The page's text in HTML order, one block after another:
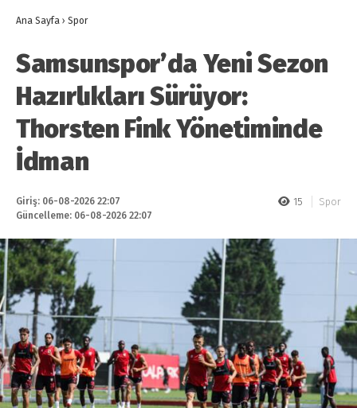
Ana Sayfa › Spor
Samsunspor’da Yeni Sezon
Hazırlıkları Sürüyor:
Thorsten Fink Yönetiminde
İdman
Giriş: 06-08-2026 22:07
Güncelleme: 06-08-2026 22:07
15 Spor